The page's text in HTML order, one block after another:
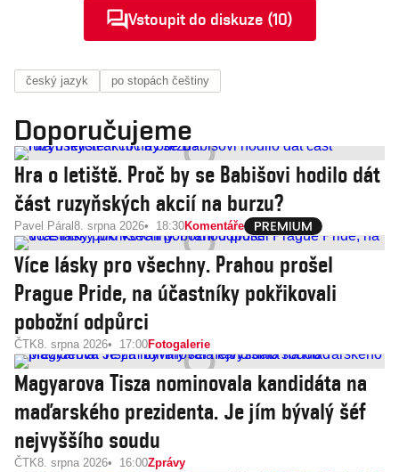
Vstoupit do diskuze (10)
český jazyk po stopách češtiny
Doporučujeme
Hra o letiště. Proč by se Babišovi hodilo dát
část ruzyňských akcií na burzu?
Pavel Páral 8. srpna 2026 18:30Komentáře
Více lásky pro všechny. Prahou prošel
Prague Pride, na účastníky pokřikovali
pobožní odpůrci
ČTK8. srpna 2026 17:00Fotogalerie
Magyarova Tisza nominovala kandidáta na
maďarského prezidenta. Je jím bývalý šéf
nejvyššího soudu
ČTK8. srpna 2026 16:00Zprávy